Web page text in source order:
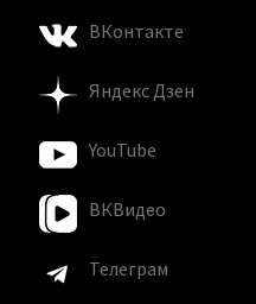
ВКонтакте
Яндекс Дзен
YouTube
ВКВидео
Телеграм